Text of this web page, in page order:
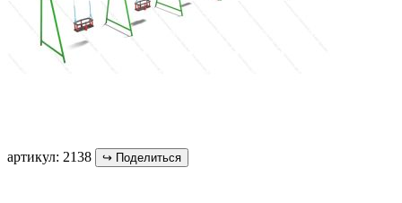
артикул: 2138 ↪ Поделиться